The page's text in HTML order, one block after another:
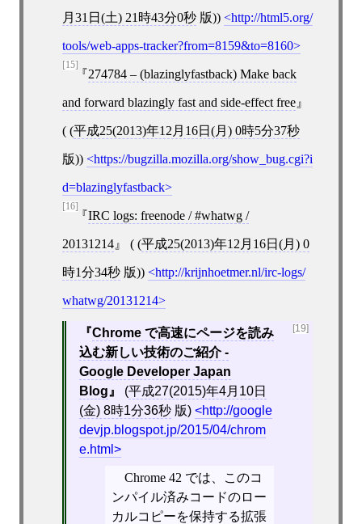
月31日(土) 21時43分0秒版)) http://html5.org/
tools/web-apps-tracker?from=8159&to=8160
[15]
274784 – (blazinglyfastback) Make back
and forward blazingly fast and side-effect free
( (平成25(2013)年12月16日(月) 0時5分37秒
版)) https://bugzilla.mozilla.org/show_bug.cgi?i
d=blazinglyfastback
[16]
IRC logs: freenode / #whatwg /
20131214 ( (平成25(2013)年12月16日(月) 0
時1分34秒版)) http://krijnhoetmer.nl/irc-logs/
whatwg/20131214
[19]
Chrome で高速にページを読み
込む新しい技術のご紹介 -
Google Developer Japan
Blog
(平成27(2015)年4月10日
(金) 8時1分36秒版)
http://google
devjp.blogspot.jp/2015/04/chrom
e.html
Chrome 42 では、このコ
ンパイル済みコードのロー
カルコピーを保持する拡張